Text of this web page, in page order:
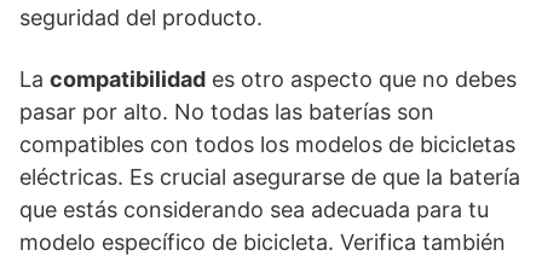
seguridad del producto.
La compatibilidad es otro aspecto que no debes
pasar por alto. No todas las baterías son
compatibles con todos los modelos de bicicletas
eléctricas. Es crucial asegurarse de que la batería
que estás considerando sea adecuada para tu
modelo específico de bicicleta. Verifica también